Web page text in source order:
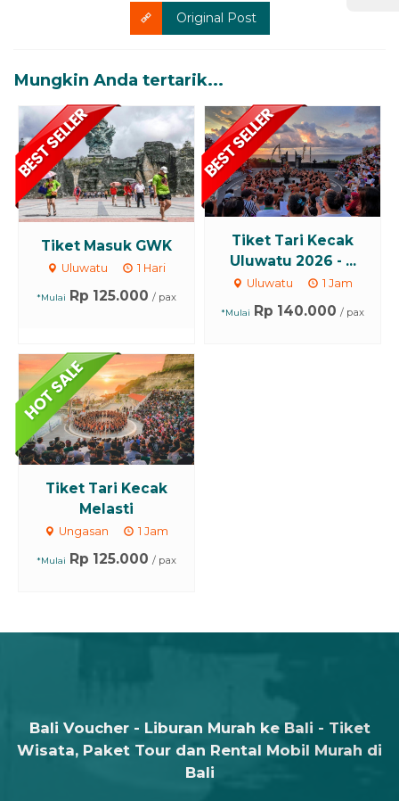
Original Post
Mungkin Anda tertarik...
Tiket Masuk GWK
Uluwatu 1 Hari
*Mulai Rp 125.000 / pax
Tiket Tari Kecak
Uluwatu 2026 - ...
Uluwatu 1 Jam
*Mulai Rp 140.000 / pax
Tiket Tari Kecak
Melasti
Ungasan 1 Jam
*Mulai Rp 125.000 / pax
Bali Voucher - Liburan Murah ke Bali - Tiket
Wisata, Paket Tour dan Rental Mobil Murah di
Bali